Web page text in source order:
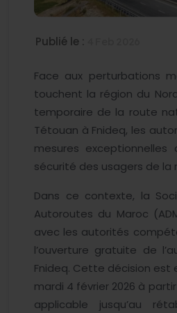
Publié le :
Face aux perturbations
touchent la région du
temporaire de la route
Tétouan à Fnideq, les
mesures
sécurité des usagers de la
Dans ce contexte, la
Autoroutes du Maroc
avec les autorités
l’ouverture gratuite de
Fnideq. Cette décision est
mardi 4 février 2026 à
applicable jusqu’au